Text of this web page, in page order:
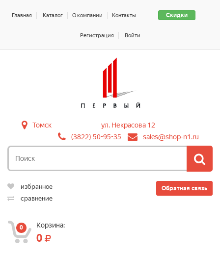
Скидки
Главная Каталог О компании Контакты
Регистрация Войти
Томск
ул. Некрасова 12
(3822) 50-95-35
sales@shop-n1.ru
Обратная связь
избранное
сравнение
0 Корзина:
0